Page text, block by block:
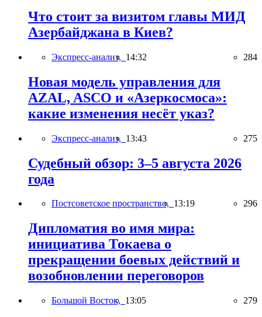
Что стоит за визитом главы МИД
Азербайджана в Киев?
Экспресс-анализ, 14:32 284
Новая модель управления для
AZAL, ASCO и «Азеркосмоса»:
какие изменения несёт указ?
Экспресс-анализ, 13:43 275
Судебный обзор: 3–5 августа 2026
года
Постсоветское пространство, 13:19 296
Дипломатия во имя мира:
инициатива Токаева о
прекращении боевых действий и
возобновлении переговоров
Большой Восток, 13:05 279